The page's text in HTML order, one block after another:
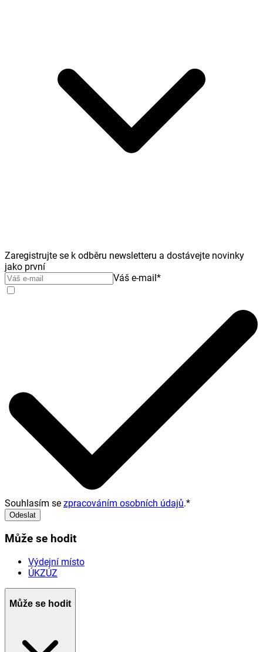
Zaregistrujte se k odběru newsletteru a dostávejte novinky
jako první
Váš e-mail*
Souhlasím se zpracováním osobních údajů.*
Odeslat
Může se hodit
Výdejní místo
ÚKZÚZ
Může se hodit